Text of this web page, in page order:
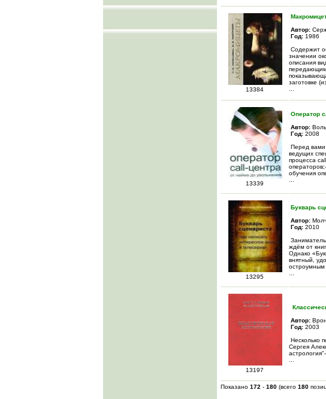
13384
Автор:
Год: 1986
Содержит
значении
описания
заготовке
13339
Оператор
Автор:
Год: 2008
Перед вами
ведущих
процесса
обучения
13295
Букварь
Автор:
Год: 2010
ждём от
Однако
внятный,
остроумным
13197
Автор:
Год: 2003
Несколько
Сергея
Показано 172 - 180 (всего 180